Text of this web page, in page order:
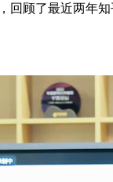
回顾了最近两年